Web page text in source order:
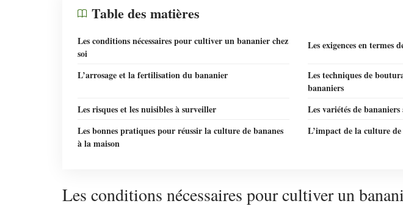
Table des matières
Les conditions nécessaires pour cultiver un bananier chez
soi
Les exigences en termes
L’arrosage et la fertilisation du bananier
Les techniques de
bananiers
Les risques et les nuisibles à surveiller
Les variétés de
Les bonnes pratiques pour réussir la culture de bananes
à la maison
L’impact de la culture
Les conditions nécessaires pour cultiver un